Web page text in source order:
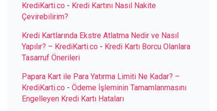
KrediKarti.co - Kredi Kartını Nasıl Nakite
Çevirebilirim?
Kredi Kartlarında Ekstre Atlatma Nedir ve Nasıl
Yapılır? – KrediKarti.co - Kredi Kartı Borcu Olanlara
Tasarruf Önerileri
Papara Kart ile Para Yatırma Limiti Ne Kadar? –
KrediKarti.co - Ödeme İşleminin Tamamlanmasını
Engelleyen Kredi Kartı Hataları